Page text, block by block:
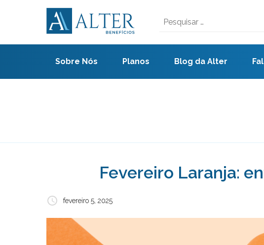
Pesquisar
Sobre Nós Planos Blog da Alter
Fevereiro Laranja:
fevereiro 5, 2025